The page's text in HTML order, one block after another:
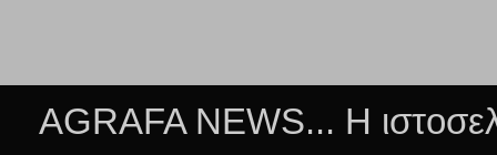
AGRAFA NEWS... Η